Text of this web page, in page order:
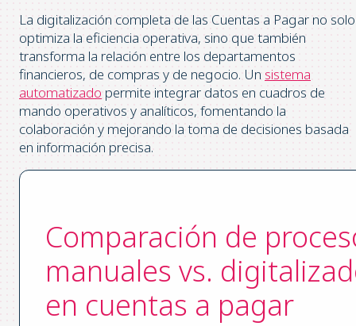
La digitalización completa de las Cuentas a Pagar no solo
optimiza la eficiencia operativa, sino que también
transforma la relación entre los departamentos
financieros, de compras y de negocio. Un sistema
automatizado permite integrar datos en cuadros de
mando operativos y analíticos, fomentando la
colaboración y mejorando la toma de decisiones basada
en información precisa.
Comparación de
manuales vs.
en cuentas a pagar